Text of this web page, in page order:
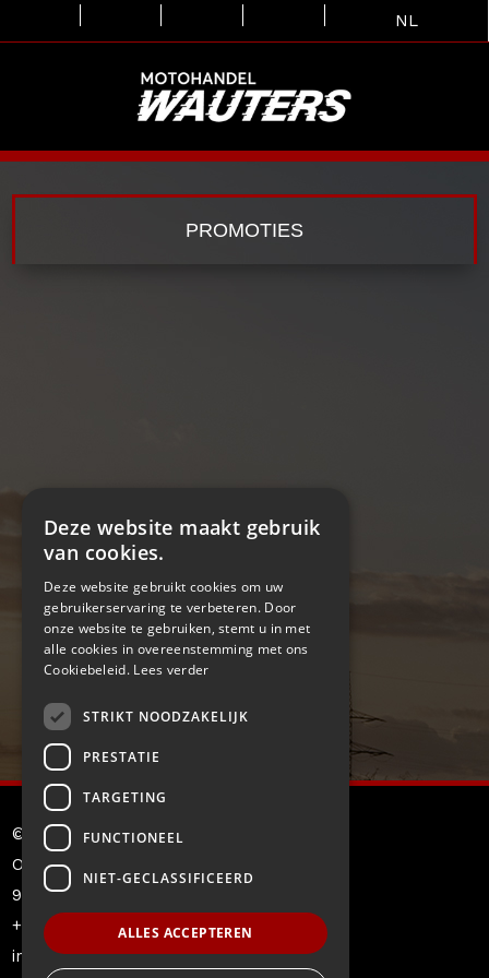
NL
PROMOTIES
© Motohandel Wauters bv
Oostveldstraat 206-208
9900 Eeklo
+32 09 377 12 50
info@motohandelwauters.be
Deze website maakt gebruik
van cookies.
Deze website gebruikt cookies om uw
gebruikerservaring te verbeteren. Door
onze website te gebruiken, stemt u in met
alle cookies in overeenstemming met ons
Cookiebeleid. Lees verder
STRIKT NOODZAKELIJK
PRESTATIE
TARGETING
FUNCTIONEEL
NIET-GECLASSIFICEERD
ALLES ACCEPTEREN